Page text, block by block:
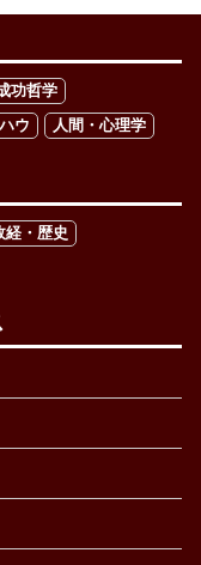
功哲学
ウ 人間・心理学
経・歴史